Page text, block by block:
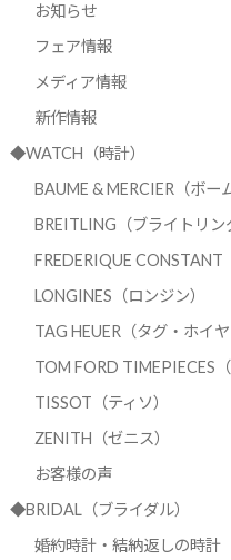
お知らせ
フェア情報
メディア情報
新作情報
◆WATCH（時計）
BAUME & MERCIER（ボー
BREITLING（ブライトリン
FREDERIQUE CONSTANT
LONGINES（ロンジン）
TAG HEUER（タグ・ホイヤ
TOM FORD TIMEPIECES
TISSOT（ティソ）
ZENITH（ゼニス）
お客様の声
◆BRIDAL（ブライダル）
婚約時計・結納返しの時計